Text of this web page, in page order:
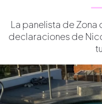
La panelista de Zona
declaraciones de